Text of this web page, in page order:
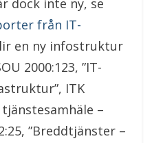
dock inte ny, se
från IT-
en ny infostruktur
2000:123, ”IT-
ITK
–
”Breddtjänster –